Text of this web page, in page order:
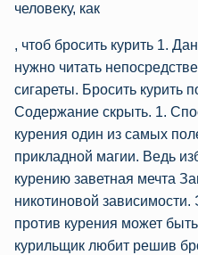
человеку, как
, чтоб бросить курить 1.
нужно читать
сигареты. Бросить курить
Содержание скрыть. 1.
курения один из самых
прикладной магии. Ведь
курению заветная мечта
никотиновой зависимости.
против курения может
курильщик любит решив